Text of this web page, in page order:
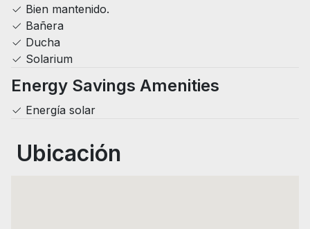
Bien mantenido.
Bañera
Ducha
Solarium
Energy Savings Amenities
Energía solar
Ubicación